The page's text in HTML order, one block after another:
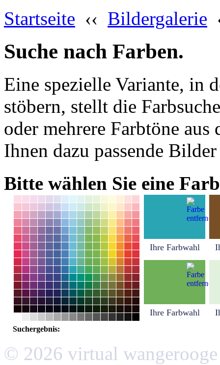
Startseite ‹‹ Bildergalerie
Suche nach Farben.
Eine spezielle Variante, in
stöbern, stellt die
oder mehrere Farbtöne
Ihnen dazu passende
Bitte wählen Sie eine
Ihre Farbwahl
Ihre Farbwahl
Suchergebnis:
© 2026 virtual wangerooge